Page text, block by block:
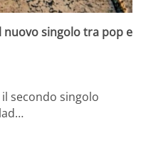
nuovo singolo tra pop e
il secondo singolo